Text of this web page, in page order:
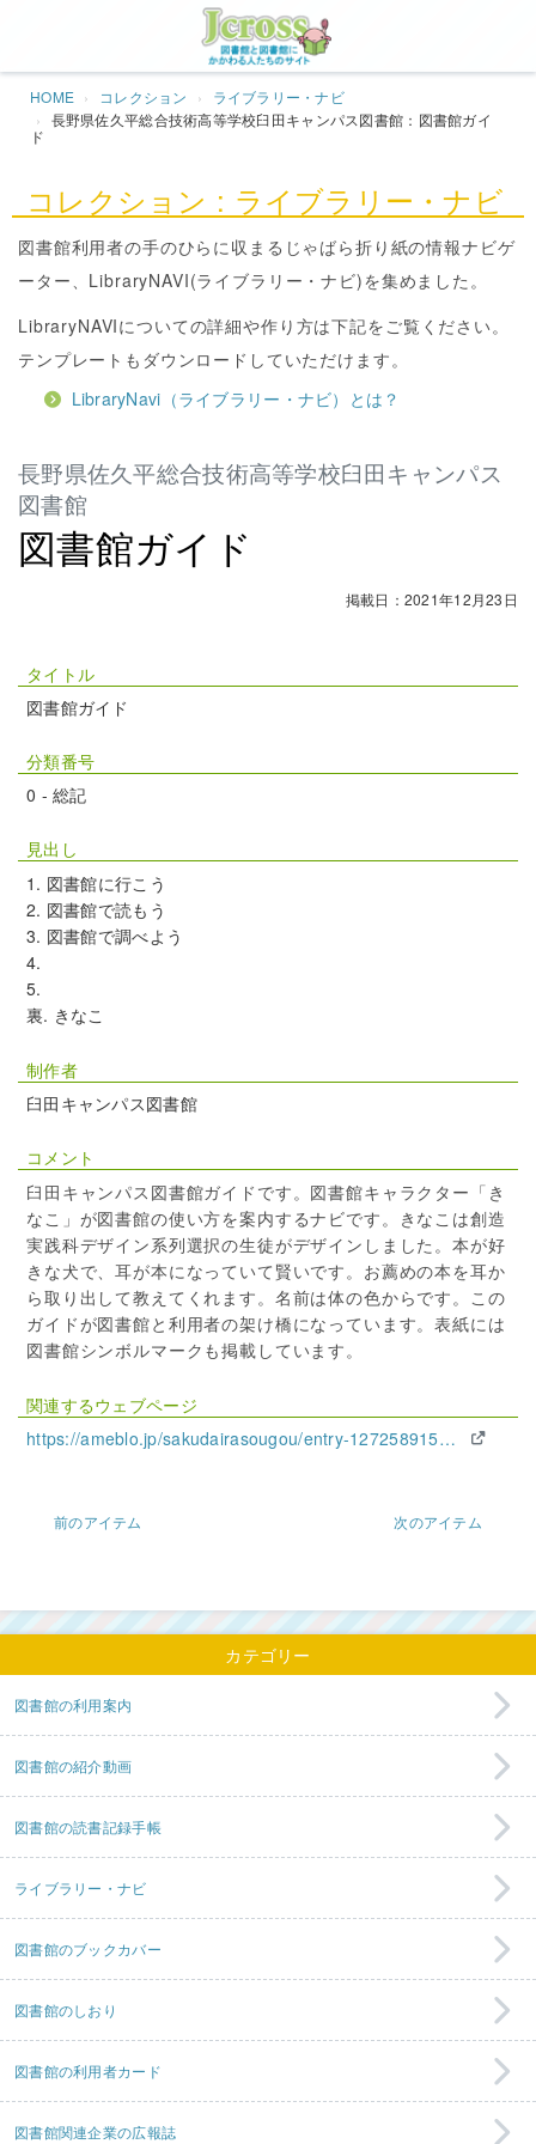
HOME コレクション
ライブラリー・ナビ
長野県佐久平総合技術高等学校臼田キャンパス図書館：図書館ガイ
ド
コレクション : ライブラリー・ナビ
図書館利用者の手のひらに収まるじゃばら折り紙の情報ナビゲ
ーター、LibraryNAVI(ライブラリー・ナビ)を集めました。
LibraryNAVIについての詳細や作り方は下記をご覧ください。
テンプレートもダウンロードしていただけます。
LibraryNavi（ライブラリー・ナビ）とは？
長野県佐久平総合技術高等学校臼田キャンパス
図書館
図書館ガイド
掲載日：2021年12月23日
タイトル
図書館ガイド
分類番号
0 - 総記
見出し
図書館に行こう
図書館で読もう
図書館で調べよう
裏. きなこ
制作者
臼田キャンパス図書館
コメント
臼田キャンパス図書館ガイドです。図書館キャラクター「き
なこ」が図書館の使い方を案内するナビです。きなこは創造
実践科デザイン系列選択の生徒がデザインしました。本が好
きな犬で、耳が本になっていて賢いです。お薦めの本を耳か
ら取り出して教えてくれます。名前は体の色からです。この
ガイドが図書館と利用者の架け橋になっています。表紙には
図書館シンボルマークも掲載しています。
関連するウェブページ
https://ameblo.jp/sakudairasougou/entry-12725891553.html
前のアイテム 次のアイテム
カテゴリー
図書館の利用案内
図書館の紹介動画
図書館の読書記録手帳
ライブラリー・ナビ
図書館のブックカバー
図書館のしおり
図書館の利用者カード
図書館関連企業の広報誌